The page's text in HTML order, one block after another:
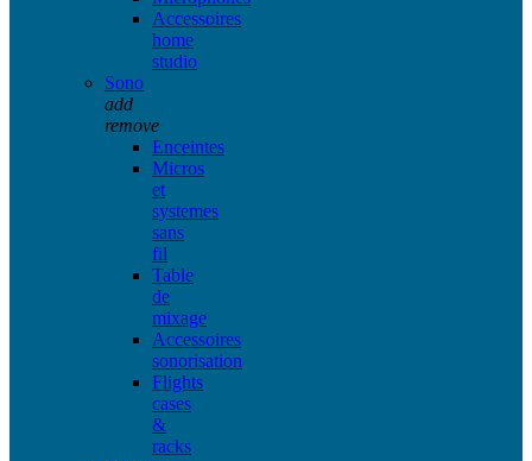
Accessoires
home
studio
Sono
add
remove
Enceintes
Micros
et
systemes
sans
fil
Table
de
mixage
Accessoires
sonorisation
Flights
cases
&
racks